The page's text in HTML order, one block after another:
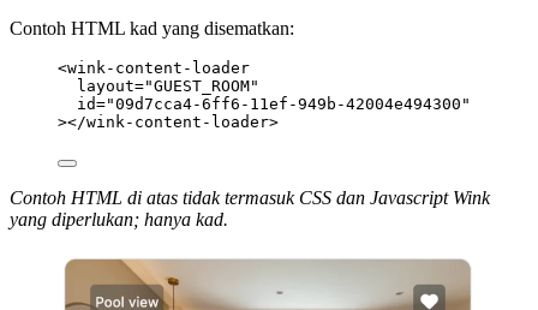
Contoh HTML kad yang disematkan:
<wink-content-loader
layout="GUEST_ROOM"
id="09d7cca4-6ff6-11ef-949b-42004e494300 "
></wink-content-loader>
Contoh HTML di atas tidak termasuk CSS dan Javascript Wink
yang diperlukan; hanya kad.